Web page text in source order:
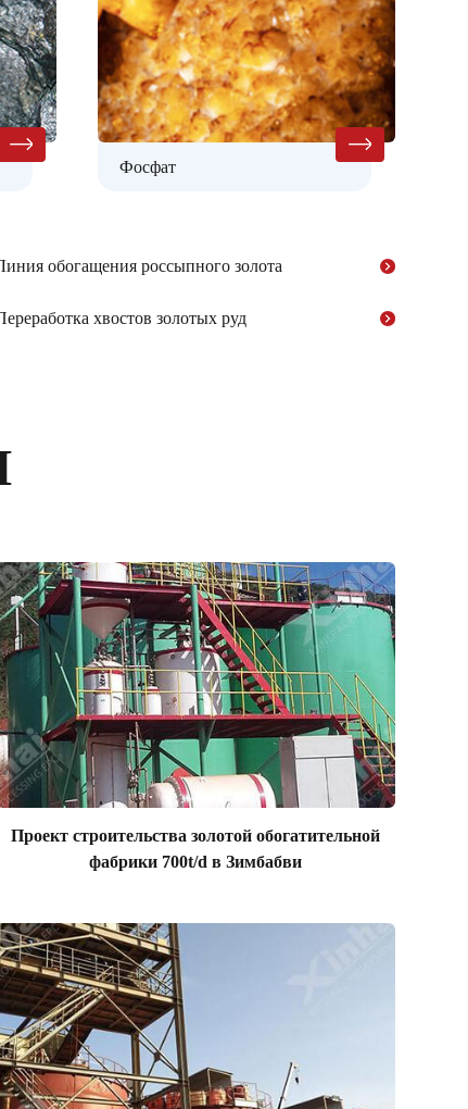
Фосфат
обогащения россыпного золота
хвостов золотых руд
Проект строительства золотой обогатительной
фабрики 700t/d в Зимбабви